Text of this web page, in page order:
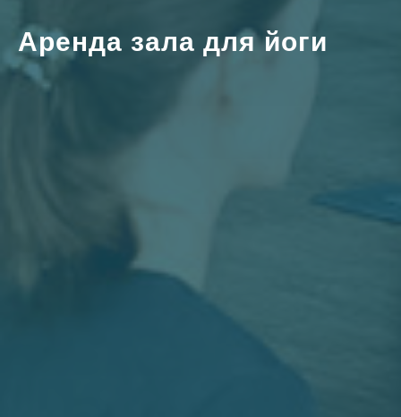
Аренда зала для йоги